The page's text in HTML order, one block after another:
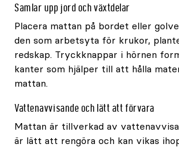
Samlar upp jord och växtdelar
Placera mattan på bordet eller
den som arbetsyta för krukor,
redskap. Tryckknappar i hörnen
kanter som hjälper till att hålla
mattan.
Vattenavvisande och lätt att förvara
Mattan är tillverkad av
är lätt att rengöra och kan vikas